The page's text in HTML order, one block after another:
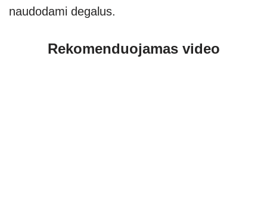
naudodami degalus.
Rekomenduojamas video